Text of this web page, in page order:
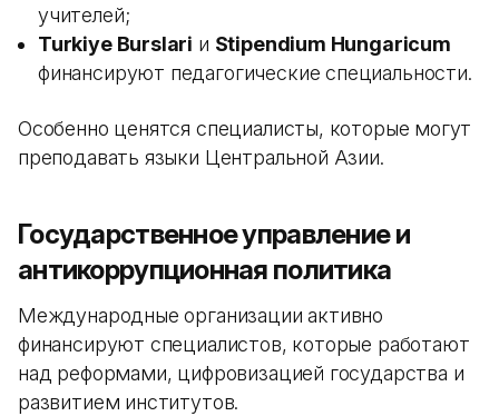
учителей;
Turkiye Burslari и Stipendium Hungaricum
финансируют педагогические специальности.
Особенно ценятся специалисты, которые могут
преподавать языки Центральной Азии.
Государственное управление и
антикоррупционная политика
Международные организации активно
финансируют специалистов, которые работают
над реформами, цифровизацией государства и
развитием институтов.